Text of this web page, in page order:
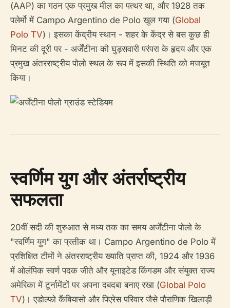
(AAP) का गठन एक प्रमुख मील का पत्थर था, और 1928 तक
पलेर्मो में Campo Argentino de Polo खुल गया (Global
Polo TV)। इसका केंद्रीय स्थान - शहर के केंद्र से बस कुछ ही
मिनट की दूरी पर - अर्जेंटीना की घुड़सवारी परंपरा के हृदय और एक
प्रमुख अंतरराष्ट्रीय पोलो स्थल के रूप में इसकी स्थिति को मजबूत
किया।
स्वर्णिम युग और अंतर्राष्ट्रीय
सफलता
20वीं सदी की शुरुआत से मध्य तक का समय अर्जेंटीना पोलो के
"स्वर्णिम युग" का प्रतीक था। Campo Argentino de Polo में
प्रशिक्षित टीमों ने अंतरराष्ट्रीय ख्याति प्राप्त की, 1924 और 1936
में ओलंपिक स्वर्ण पदक जीते और यूनाइटेड किंगडम और संयुक्त राज्य
अमेरिका में टूर्नामेंटों पर अपना दबदबा बनाए रखा (Global Polo
TV)। एडोल्फो कैंबियासो और पिएरेस परिवार जैसे पौराणिक खिलाड़ी